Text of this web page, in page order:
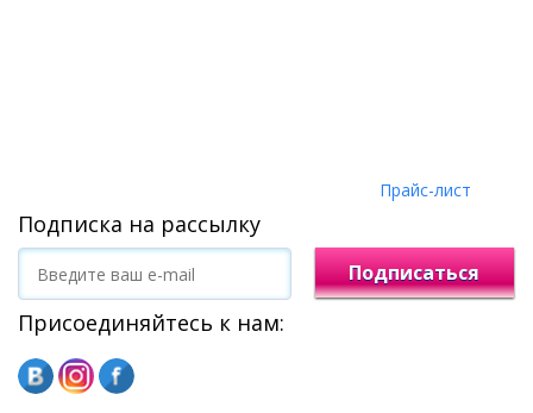
Прайс-лист
Подписка на рассылку
Подписаться
Присоединяйтесь к нам: